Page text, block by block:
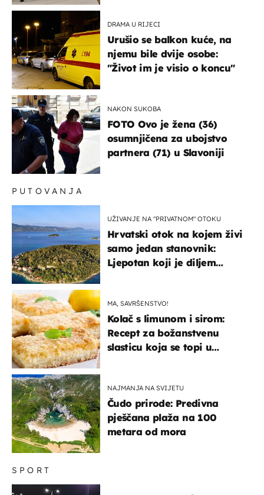
DRAMA U RIJECI
Urušio se balkon kuće, na
njemu bile dvije osobe:
"Život im je visio o koncu"
NAKON SUKOBA
FOTO Ovo je žena (36)
osumnjičena za ubojstvo
partnera (71) u Slavoniji
SPORT
PUTOVANJA
UŽIVANJE NA "PRIVATNOM" OTOKU
Hrvatski otok na kojem živi
samo jedan stanovnik:
Ljepotan koji je diljem
MA, SAVRŠENSTVO!
Kolač s limunom i sirom:
Recept za božanstvenu
slasticu koja se topi u
NAJMANJA NA SVIJETU
Čudo prirode: Predivna
pješčana plaža na 100
metara od mora